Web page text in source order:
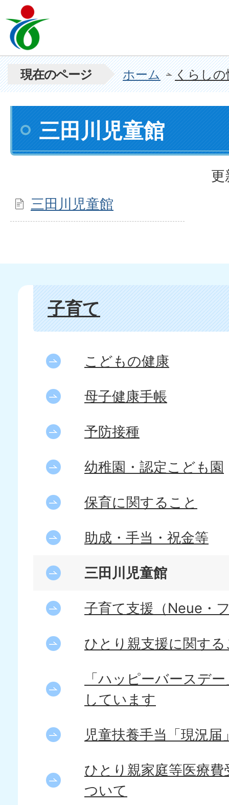
現在のページ ホーム くらしの
三田川児童館
更
三田川児童館
子育て
こどもの健康
母子健康手帳
予防接種
幼稚園・認定こども園
保育に関すること
助成・手当・祝金等
三田川児童館
子育て支援（Neue・
ひとり親支援に関す
「ハッピーバースデ
しています
児童扶養手当「現況
ひとり親家庭等医療
ついて